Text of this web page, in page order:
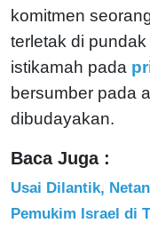
komitmen
terletak di
istikamah pada
bersumber pada
dibudayakan.
Baca Juga :
Usai Dilantik,
Pemukim Israel di